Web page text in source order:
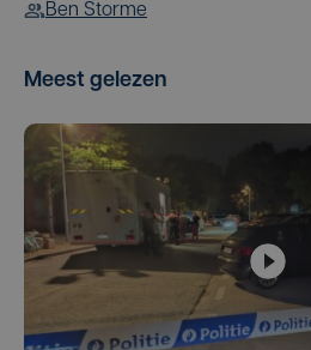
Ben Storme
Meest gelezen